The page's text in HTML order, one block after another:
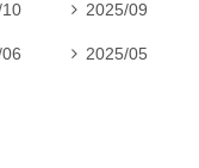
 2025/09
 2025/05